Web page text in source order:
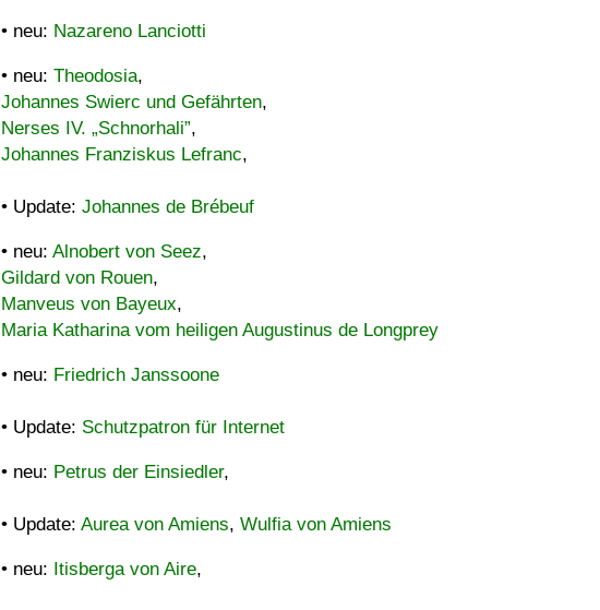
• neu: Nazareno Lanciotti
• neu: Theodosia,
Johannes Swierc und Gefährten,
Nerses IV. „Schnorhali”,
Johannes Franziskus Lefranc,
• Update: Johannes de Brébeuf
• neu: Alnobert von Seez,
Gildard von Rouen,
Manveus von Bayeux,
Maria Katharina vom heiligen Augustinus de Longprey
• neu: Friedrich Janssoone
• Update: Schutzpatron für Internet
• neu: Petrus der Einsiedler,
• Update: Aurea von Amiens, Wulfia von Amiens
• neu: Itisberga von Aire,